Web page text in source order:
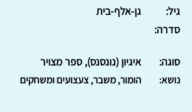
גן-אלף-בית
גיל:
סדרה:
איגיון (נונסנס), ספר מצויר סוגה:
הומור, משבר, צעצועים ומשחקים נושא: